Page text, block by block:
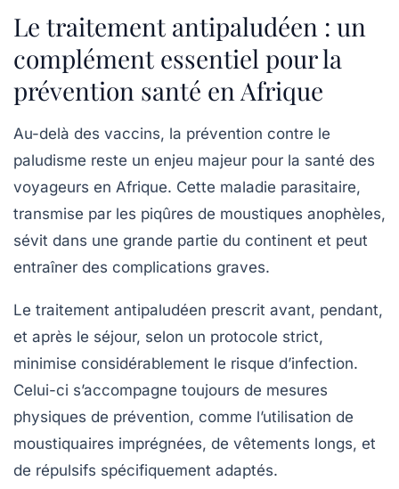
Le traitement antipaludéen : un
complément essentiel pour la
prévention santé en Afrique
Au-delà des vaccins, la prévention contre le
paludisme reste un enjeu majeur pour la santé des
voyageurs en Afrique. Cette maladie parasitaire,
transmise par les piqûres de moustiques anophèles,
sévit dans une grande partie du continent et peut
entraîner des complications graves.
Le traitement antipaludéen prescrit avant, pendant,
et après le séjour, selon un protocole strict,
minimise considérablement le risque d’infection.
Celui-ci s’accompagne toujours de mesures
physiques de prévention, comme l’utilisation de
moustiquaires imprégnées, de vêtements longs, et
de répulsifs spécifiquement adaptés.